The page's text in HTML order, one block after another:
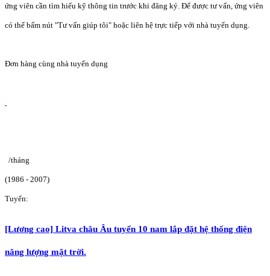
ứng viên cần tìm hiểu kỹ thông tin trước khi đăng ký. Để được tư vấn, ứng viên
có thể bấm nút "Tư vấn giúp tôi" hoặc liên hệ trực tiếp với nhà tuyển dụng.
Đơn hàng cùng nhà tuyển dụng
/tháng
(1986 - 2007)
Tuyển:
[Lương cao] Litva châu Âu tuyển 10 nam lắp đặt hệ thống điện
năng lượng mặt trời.